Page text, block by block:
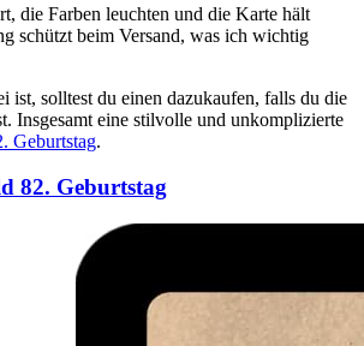
die Farben leuchten und die Karte hält
schützt beim Versand, was ich wichtig
ist, solltest du einen dazukaufen, falls du die
Insgesamt eine stilvolle und unkomplizierte
Geburtstag.
82. Geburtstag